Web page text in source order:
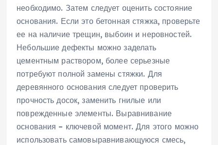
необходимо. Затем следует оценить состояние
основания. Если это бетонная стяжка‚ проверьте
ее на наличие трещин‚ выбоин и неровностей.
Небольшие дефекты можно заделать
цементным раствором‚ более серьезные
потребуют полной замены стяжки. Для
деревянного основания следует проверить
прочность досок‚ заменить гнилые или
поврежденные элементы. Выравнивание
основания – ключевой момент. Для этого можно
использовать самовыравнивающуюся смесь‚